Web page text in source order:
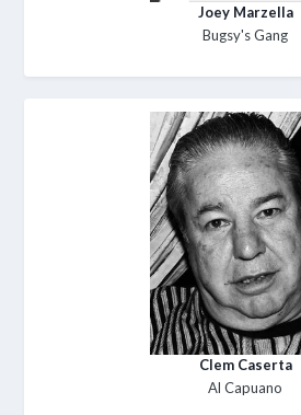
Joey Marzella
Bugsy's Gang
Clem Caserta
Al Capuano